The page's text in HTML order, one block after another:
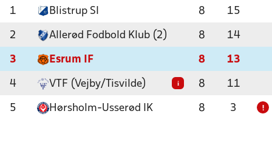
1 Blistrup SI 8 15
2 Allerød Fodbold Klub (2) 8 14
3 Esrum IF 8 13
4 VTF (Vejby/Tisvilde) i 8 11
5 Hørsholm-Usserød IK 8 3 !